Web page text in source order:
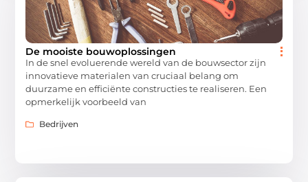
De mooiste bouwoplossingen
In de snel evoluerende wereld van de bouwsector zijn
innovatieve materialen van cruciaal belang om
duurzame en efficiënte constructies te realiseren. Een
opmerkelijk voorbeeld van
Bedrijven